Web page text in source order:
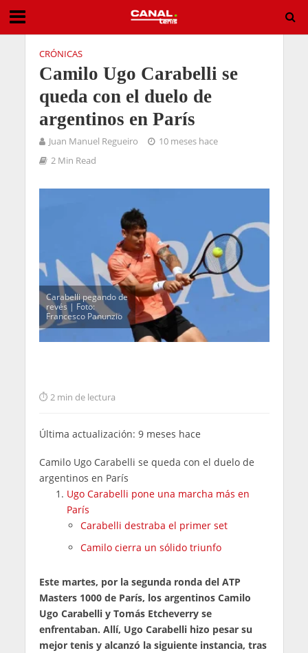
CRÓNICAS
Camilo Ugo Carabelli se
queda con el duelo de
argentinos en París
Juan Manuel Regueiro
10 meses hace
2 Min Read
Carabelli pegando de
revés | Foto:
Francesco Panunzio
2 min de lectura
Última actualización: 9 meses hace
Camilo Ugo Carabelli se queda con el duelo de
argentinos en París
Ugo Carabelli pone una marcha más en
París
Carabelli destraba el primer set
Camilo cierra un sólido triunfo
Este martes, por la segunda ronda del ATP
Masters 1000 de París, los argentinos Camilo
Ugo Carabelli y Tomás Etcheverry se
enfrentaban. Allí, Ugo Carabelli hizo pesar su
mejor tenis y alcanzó la siguiente instancia, tras